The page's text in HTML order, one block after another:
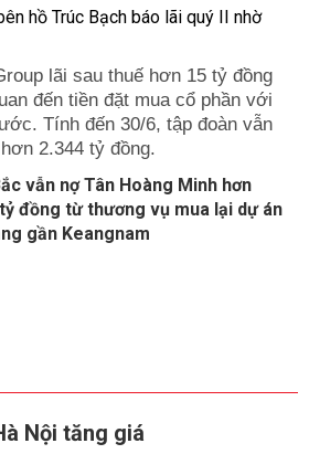
lãi sau thuế hơn 15 tỷ đồng
đến tiền đặt mua cổ phần với
Tính đến 30/6, tập đoàn vẫn
2.344 tỷ đồng.
vẫn nợ Tân Hoàng Minh hơn
đồng từ thương vụ mua lại dự án
gần Keangnam
Nội tăng giá